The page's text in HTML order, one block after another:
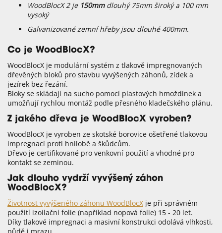
WoodBlocX 2 je 150mmdlouhý 75mm široký a 100 mm
vysoký
Galvanizované zemní hřeby jsou dlouhé 400mm.
Co je WoodBlocX?
WoodBlocX je modulární systém z tlakově impregnovaných
dřevěných bloků pro stavbu vyvýšených záhonů, zídek a
jezírek bez řezání.
Bloky se skládají na sucho pomocí plastových hmoždinek a
umožňují rychlou montáž podle přesného kladečského plánu.
Z jakého dřeva je WoodBlocX vyroben?
WoodBlocX je vyroben ze skotské borovice ošetřené tlakovou
impregnací proti hnilobě a škůdcům.
Dřevo je certifikované pro venkovní použití a vhodné pro
kontakt se zeminou.
Jak dlouho vydrží vyvýšený záhon
WoodBlocX?
Životnost vyvýšeného záhonu WoodBlocX je při správném
použití izoilační folie (například nopová folie) 15 - 20 let.
Díky tlakové impregnaci a masivní konstrukci odolává vlhkosti,